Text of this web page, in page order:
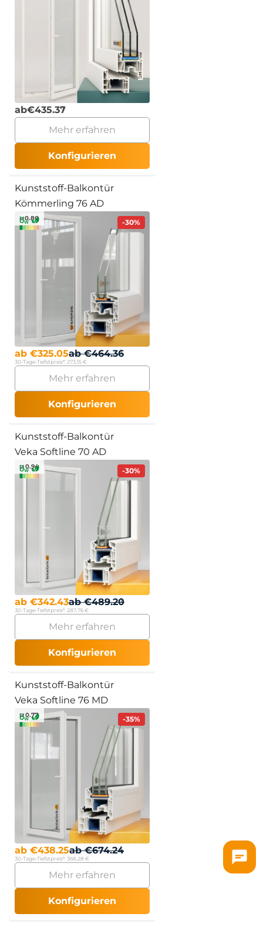
ab€435.37
Mehr erfahren
Konfigurieren
Kunststoff-Balkontür
Kömmerling 76 AD
-30%
≥ 0.80
ab €325.05ab€464.36
30-Tage-Tiefstpreis*:273,15 €
Mehr erfahren
Konfigurieren
Kunststoff-Balkontür
Veka Softline 70 AD
-30%
≥ 0.94
ab €342.43ab€489.20
30-Tage-Tiefstpreis*:287,76 €
Mehr erfahren
Konfigurieren
Kunststoff-Balkontür
Veka Softline 76 MD
-35%
≥ 0.77
ab €438.25ab€674.24
30-Tage-Tiefstpreis*: 368,28 €
Mehr erfahren
Konfigurieren